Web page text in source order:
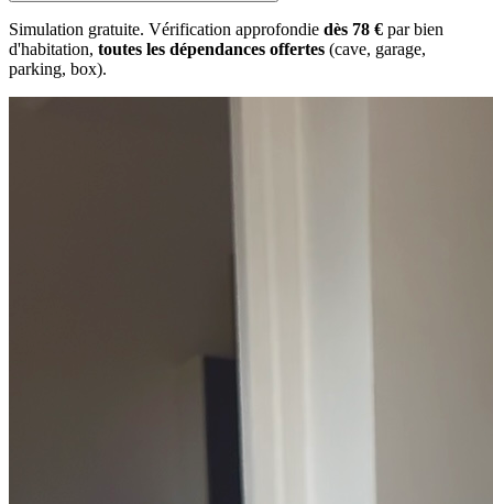
Simulation gratuite. Vérification approfondie dès 78 € par bien
d'habitation, toutes les dépendances offertes (cave, garage,
parking, box).